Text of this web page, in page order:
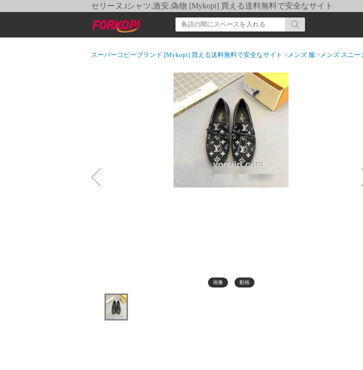
セリーヌ,tシャツ,激安,偽物 [Mykopi] 買える送料無料で安全なサイト
スーパーコピーブランド [Mykopi] 買える送料無料で安全なサイト >メンズ 服 >メンズ スニー
画像 動画